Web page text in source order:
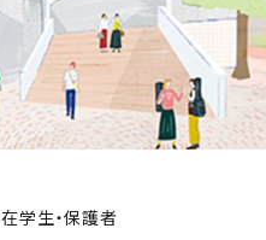
在学生・保護者